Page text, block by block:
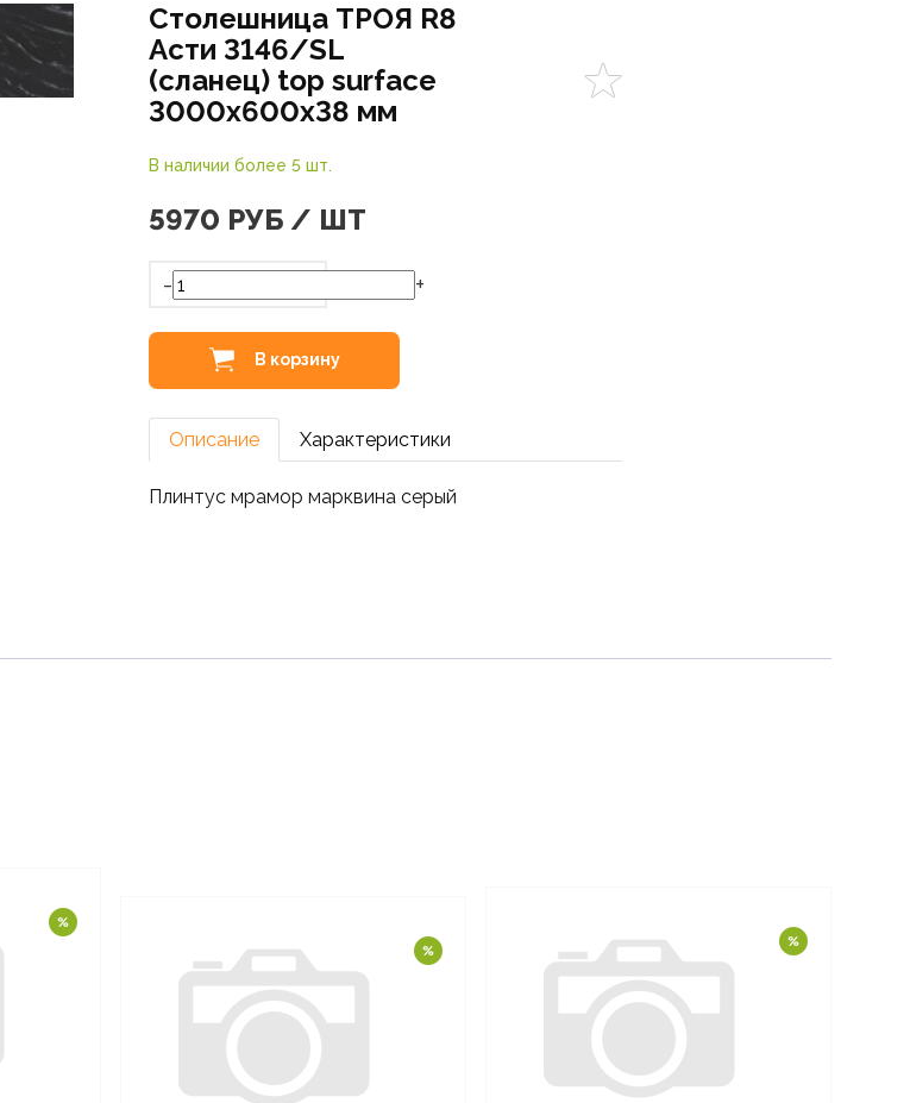
Столешница ТРОЯ R8
Асти 3146/SL
(сланец) top surface
3000х600х38 мм
В наличии более 5 шт.
5970 РУБ / ШТ
- +
В корзину
Описание Характеристики
Плинтус мрамор марквина серый